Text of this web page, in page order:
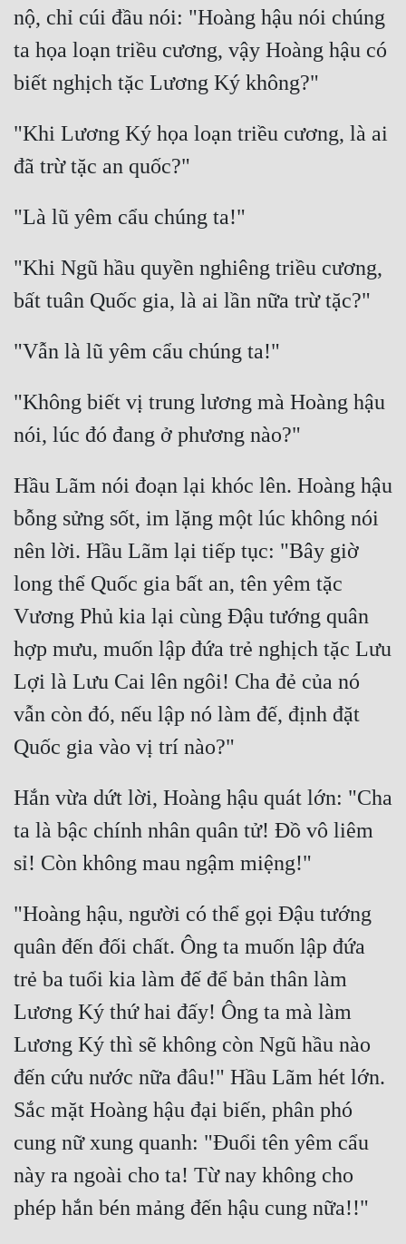
nộ, chỉ cúi đầu nói: "Hoàng hậu nói chúng
ta họa loạn triều cương, vậy Hoàng hậu có
"Khi Lương Ký họa loạn triều cương, là ai
"Khi Ngũ hầu quyền nghiêng triều cương,
"Không biết vị trung lương mà Hoàng hậu
Hầu Lãm nói đoạn lại khóc lên. Hoàng hậu
bỗng sửng sốt, im lặng một lúc không nói
nên lời. Hầu Lãm lại tiếp tục: "Bây giờ
long thể Quốc gia bất an, tên yêm tặc
Vương Phủ kia lại cùng Đậu tướng quân
hợp mưu, muốn lập đứa trẻ nghịch tặc Lưu
Lợi là Lưu Cai lên ngôi! Cha đẻ của nó
vẫn còn đó, nếu lập nó làm đế, định đặt
Hắn vừa dứt lời, Hoàng hậu quát lớn: "Cha
ta là bậc chính nhân quân tử! Đồ vô liêm
"Hoàng hậu, người có thể gọi Đậu tướng
quân đến đối chất. Ông ta muốn lập đứa
trẻ ba tuổi kia làm đế để bản thân làm
Lương Ký thứ hai đấy! Ông ta mà làm
Lương Ký thì sẽ không còn Ngũ hầu nào
đến cứu nước nữa đâu!" Hầu Lãm hét lớn.
Sắc mặt Hoàng hậu đại biến, phân phó
cung nữ xung quanh: "Đuổi tên yêm cẩu
này ra ngoài cho ta! Từ nay không cho